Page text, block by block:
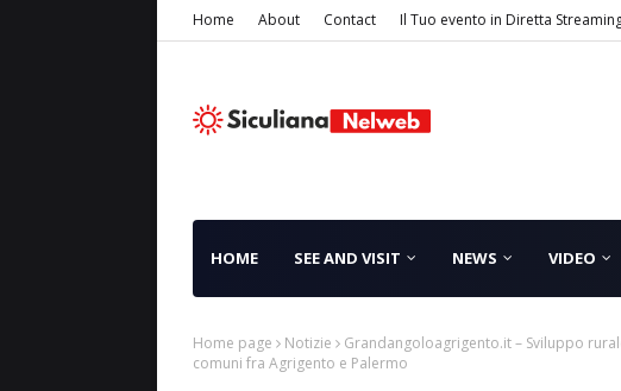
Home About Contact Il Tuo evento in Diretta
HOME SEE AND VISIT NEWS VIDEO
Home page Notizie
Grandangoloagrigento.it – Sviluppo
comuni fra Agrigento e Palermo